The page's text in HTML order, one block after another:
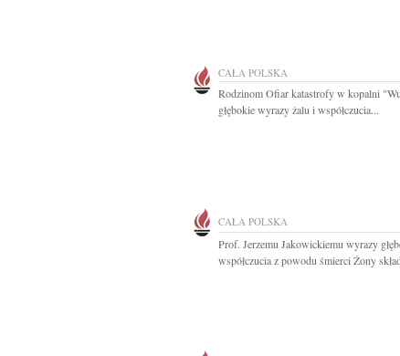
CAŁA POLSKA
Rodzinom Ofiar katastrofy w kopalni
głębokie wyrazy żalu i współczucia...
CAŁA POLSKA
Prof. Jerzemu Jakowickiemu wyrazy
współczucia z powodu śmierci Żony